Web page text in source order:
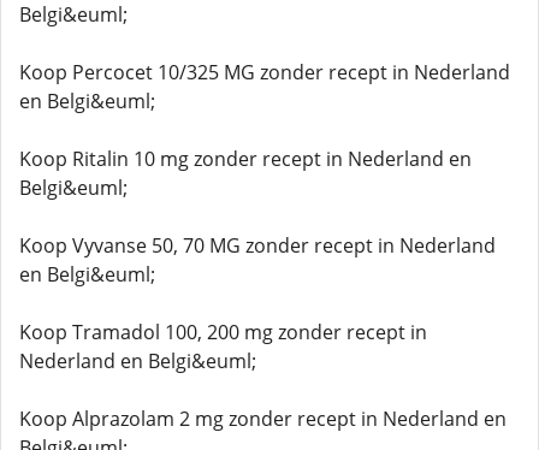
Belgi&euml;
Koop Percocet 10/325 MG zonder recept in Nederland
en Belgi&euml;
Koop Ritalin 10 mg zonder recept in Nederland en
Belgi&euml;
Koop Vyvanse 50, 70 MG zonder recept in Nederland
en Belgi&euml;
Koop Tramadol 100, 200 mg zonder recept in
Nederland en Belgi&euml;
Koop Alprazolam 2 mg zonder recept in Nederland en